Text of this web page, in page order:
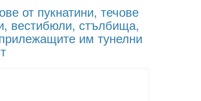
от пукнатини, течове
вестибюли, стълбища,
им тунелни